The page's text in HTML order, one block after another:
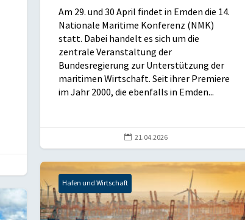
Am 29. und 30 April findet in Emden die 14.
Nationale Maritime Konferenz (NMK)
statt. Dabei handelt es sich um die
zentrale Veranstaltung der
Bundesregierung zur Unterstützung der
maritimen Wirtschaft. Seit ihrer Premiere
im Jahr 2000, die ebenfalls in Emden...
 21.04.2026
Hafen und Wirtschaft